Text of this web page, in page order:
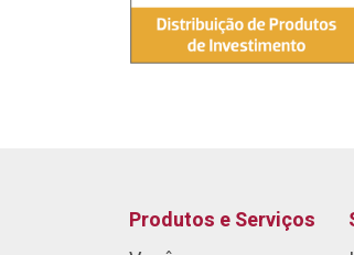
Produtos e Serviços